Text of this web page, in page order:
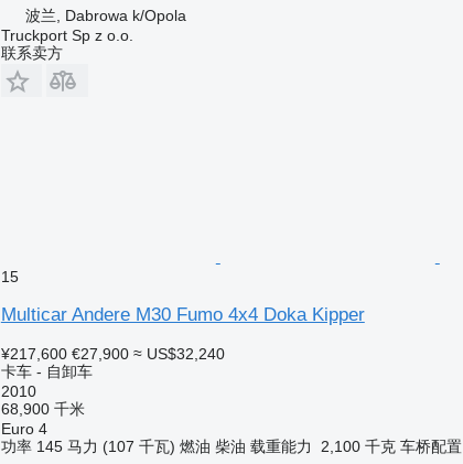
波兰, Dabrowa k/Opola
Truckport Sp z o.o.
联系卖方
15
Multicar Andere M30 Fumo 4x4 Doka Kipper
¥217,600 €27,900 ≈ US$32,240
卡车 - 自卸车
2010
68,900 千米
Euro 4
功率 145 马力 (107 千瓦) 燃油 柴油 载重能力 2,100 千克 车桥配置